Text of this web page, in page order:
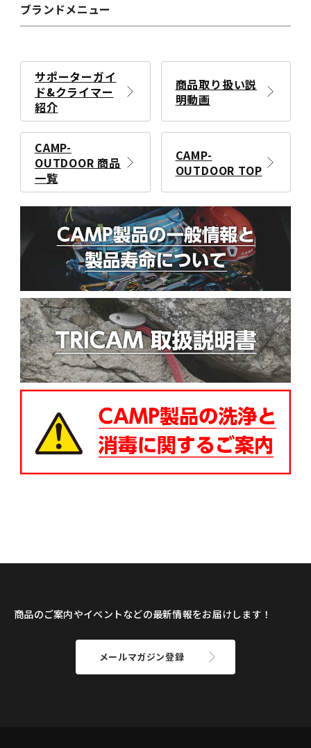
ブランドメニュー
サポーターガイ
ド&クライマー
紹介
商品取り扱い説
明動画
CAMP-
OUTDOOR 商品
一覧
CAMP-
OUTDOOR TOP
商品のご案内やイベントなどの最新情報をお届けします！
メールマガジン登録